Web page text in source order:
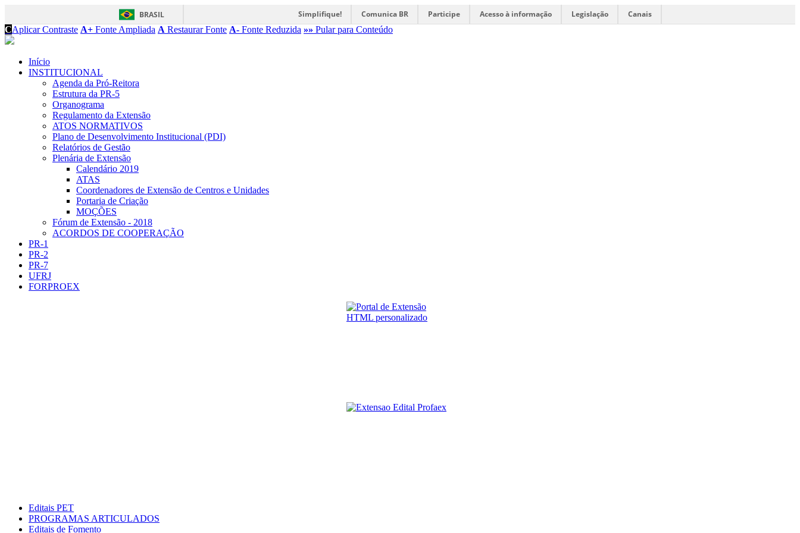
BRASIL Simplifique! Comunica BR Participe Acesso à informação Legislação
Canais
CAplicar Contraste A+ Fonte Ampliada A Restaurar Fonte A- Fonte Reduzida »» Pular para Conteúdo
Início
INSTITUCIONAL
Agenda da Pró-Reitora
Estrutura da PR-5
Organograma
Regulamento da Extensão
ATOS NORMATIVOS
Plano de Desenvolvimento Institucional (PDI)
Relatórios de Gestão
Plenária de Extensão
Calendário 2019
ATAS
Coordenadores de Extensão de Centros e Unidades
Portaria de Criação
MOÇÕES
Fórum de Extensão - 2018
ACORDOS DE COOPERAÇÃO
PR-1
PR-2
PR-7
UFRJ
FORPROEX
Editais PET
PROGRAMAS ARTICULADOS
Editais de Fomento